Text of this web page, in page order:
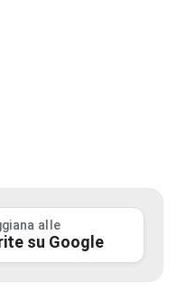
alle
su Google